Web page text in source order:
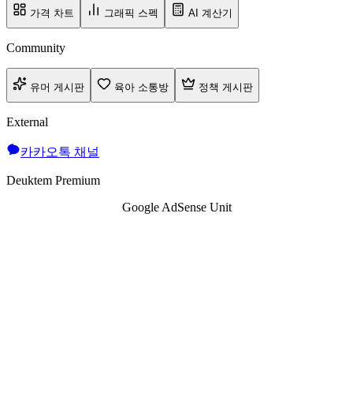
가격 차트 그래픽 스펙 AI 계산기
Community
유머 게시판 육아 소통방 정책 게시판
External
카카오톡 채널
Deuktem Premium
Google AdSense Unit